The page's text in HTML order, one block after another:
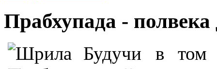
Прабхупада -
Будучи в том